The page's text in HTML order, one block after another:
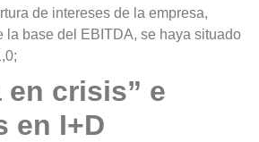
de intereses de la empresa,
la base del EBITDA, se haya situado
en crisis” e
en I+D